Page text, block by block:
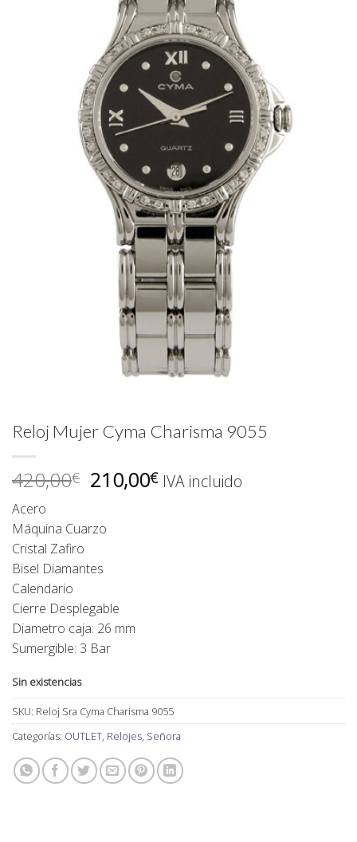
Reloj Mujer Cyma Charisma 9055
420,00€ El
precio
era:
210,00€ElIVA incluido
Acero
Máquina Cuarzo
Cristal Zafiro
Bisel Diamantes
Calendario
Cierre Desplegable
Diametro caja: 26 mm
Sumergible: 3 Bar
Sin existencias
SKU: Reloj Sra Cyma Charisma 9055
Categorías: OUTLET, Relojes, Señora